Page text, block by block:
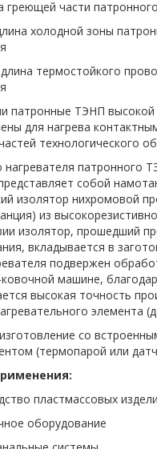
части
холодной зоны
термостойкого
патронные ТЭНП
для нагрева
технологического
нагревателя патронного
собой
изолятор нихромовой
из
изолятор, прошедший
вкладывается в
подвержен
машине,
высокая точность
элемента
со
(термопарой или
пластмассовых
оборудование